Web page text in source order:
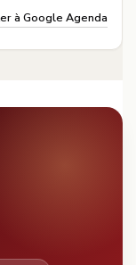
à Google Agenda